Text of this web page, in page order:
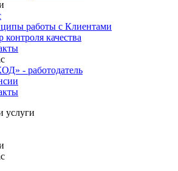
работы с Клиентами
контроля качества
- работодатель
услуги